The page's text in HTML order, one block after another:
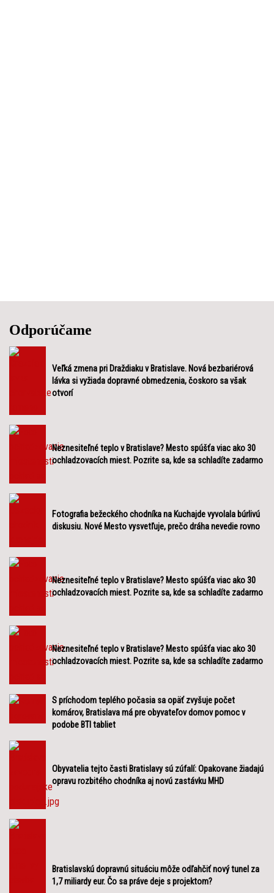
Odporúčame
Veľká zmena pri Draždiaku v Bratislave. Nová bezbariérová
lávka si vyžiada dopravné obmedzenia, čoskoro sa však
otvorí
Neznesiteľné teplo v Bratislave? Mesto spúšťa viac ako 30
ochladzovacích miest. Pozrite sa, kde sa schladíte zadarmo
Fotografia bežeckého chodníka na Kuchajde vyvolala búrlivú
diskusiu. Nové Mesto vysvetľuje, prečo dráha nevedie rovno
Neznesiteľné teplo v Bratislave? Mesto spúšťa viac ako 30
ochladzovacích miest. Pozrite sa, kde sa schladíte zadarmo
Neznesiteľné teplo v Bratislave? Mesto spúšťa viac ako 30
ochladzovacích miest. Pozrite sa, kde sa schladíte zadarmo
S príchodom teplého počasia sa opäť zvyšuje počet
komárov, Bratislava má pre obyvateľov domov pomoc v
podobe BTI tabliet
Obyvatelia tejto časti Bratislavy sú zúfalí: Opakovane žiadajú
opravu rozbitého chodníka aj novú zastávku MHD
Bratislavskú dopravnú situáciu môže odľahčiť nový tunel za
1,7 miliardy eur. Čo sa práve deje s projektom?